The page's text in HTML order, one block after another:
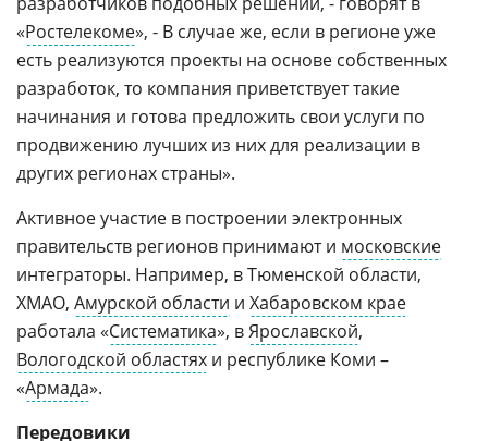
«Ростелекоме», - В случае же, если в регионе уже
есть реализуются проекты на основе собственных
разработок, то компания приветствует такие
начинания и готова предложить свои услуги по
продвижению лучших из них для реализации в
других регионах страны».
Активное участие в построении электронных
правительств регионов принимают и московские
интеграторы. Например, в Тюменской области,
ХМАО, Амурской области и Хабаровском крае
работала «Систематика», вЯрославской,
Вологодской областях и республике Коми –
«Армада».
Передовики